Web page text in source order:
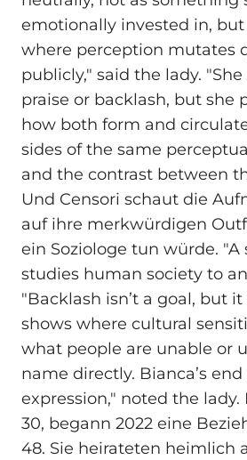
emotionally invested in, but
where perception mutates
publicly," said the lady. "She
praise or backlash, but she
how both form and
sides of the same
and the contrast between
Und Censori schaut die
auf ihre merkwürdigen
ein Soziologe tun würde. "A
studies human society to
"Backlash isn’t a goal, but
shows where cultural
what people are unable or
name directly. Bianca’s
expression," noted the lady.
30, begann 2022 eine
48. Sie heirateten heimlich